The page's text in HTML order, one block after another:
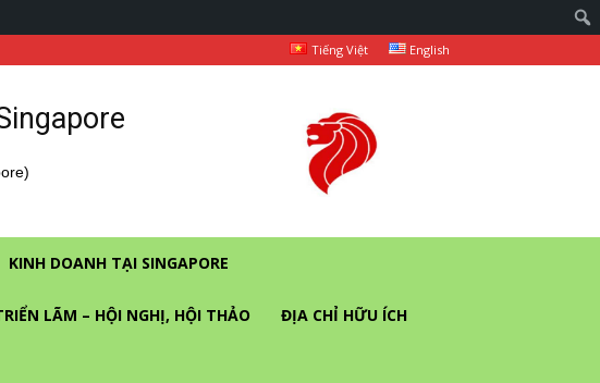
Tiếng Việt English
KINH DOANH TẠI SINGAPORE
LÃM – HỘI NGHỊ, HỘI THẢO ĐỊA CHỈ HỮU ÍCH